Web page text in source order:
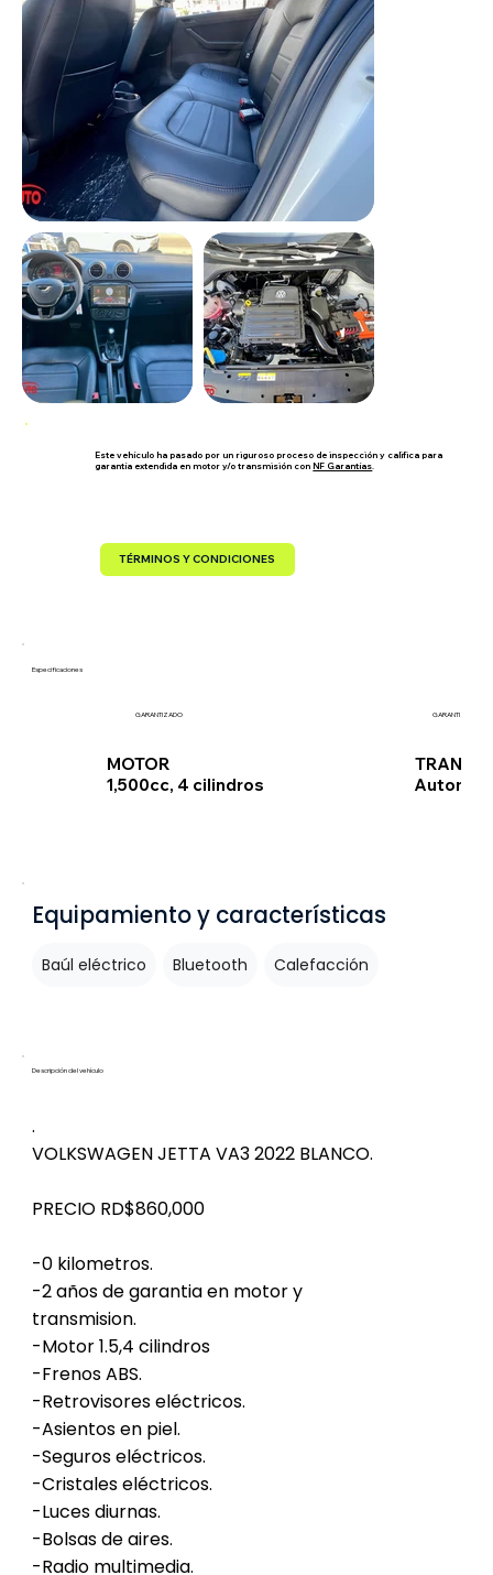
Este vehículo ha pasado por un riguroso proceso de inspección y califica para
garantía extendida en motor y/o transmisión conNF Garantías.
TÉRMINOS Y CONDICIONES
Especificaciones
GARANTIZADO
MOTOR
1,500cc, 4 cilindros
GARANTIZADO
Equipamiento y características
Baúl eléctrico Bluetooth Calefacción
Descripción del vehículo
.
VOLKSWAGEN JETTA VA3 2022 BLANCO.
PRECIO RD$860,000
-0 kilometros.
-2 años de garantia en motor y
transmision.
-Motor 1.5,4 cilindros
-Frenos ABS.
-Retrovisores eléctricos.
-Asientos en piel.
-Seguros eléctricos.
-Cristales eléctricos.
-Luces diurnas.
-Bolsas de aires.
-Radio multimedia.